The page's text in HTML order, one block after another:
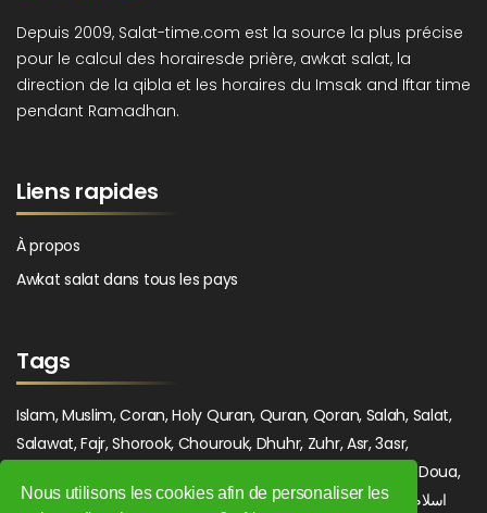
Nous utilisons les cookies afin de personaliser les
Depuis 2009, Salat-time.com est la source la plus précise
pour le calcul des horairesde prière, awkat salat, la
direction de la qibla et les horaires du Imsak and Iftar time
pendant Ramadhan.
Liens rapides
À propos
Awkat salat dans tous les pays
Tags
Islam, Muslim, Coran, Holy Quran, Quran, Qoran, Salah, Salat,
Salawat, Fajr, Shorook, Chourouk, Dhuhr, Zuhr, Asr, 3asr,
Maghrib, Magrib, Moghrib, Isha, Isha'a, Prayer, Pray, Du'a, Doua,
Sufi, Sajjada, Tajwid, Tajouid, Madih, Fatwa. اسلام, صلاة, صلوات,